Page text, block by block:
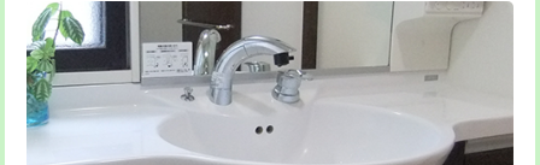
廃棄・処分 現場見積
※給水管工事は20mmまでの価格です。
業)
給水管工事※（塩ビ管（VP・HI）使
用/3ｍまで)
33,000円
給水管工事※（塩ビ管（VP・HI）使
用（追加）/3ｍ超え)
追加トーラー機使用/3m超え +3,300円
カメラ調査 33,000円
桝清掃